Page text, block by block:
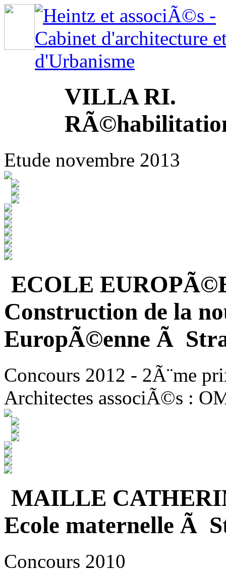
VILLA RI.
Etude novembre 2013
ECOLE
Construction de la
EuropÃ©enne Ã
Concours 2012 - 2Ã¨me
Architectes associÃ©s :
MAILLE
Ecole maternelle Ã
Concours 2010